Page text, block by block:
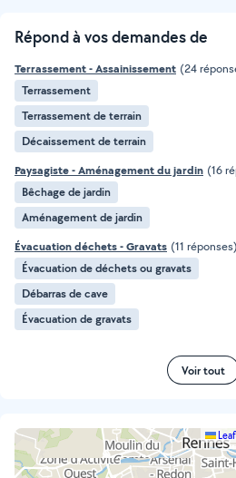
Répond à vos demandes de
Terrassement - Assainissement (24
Terrassement
Terrassement de terrain
Décaissement de terrain
Paysagiste - Aménagement du jardin (16
Bêchage de jardin
Aménagement de jardin
Évacuation déchets - Gravats (11 réponses)
Évacuation de déchets ou gravats
Débarras de cave
Évacuation de gravats
Voir tout